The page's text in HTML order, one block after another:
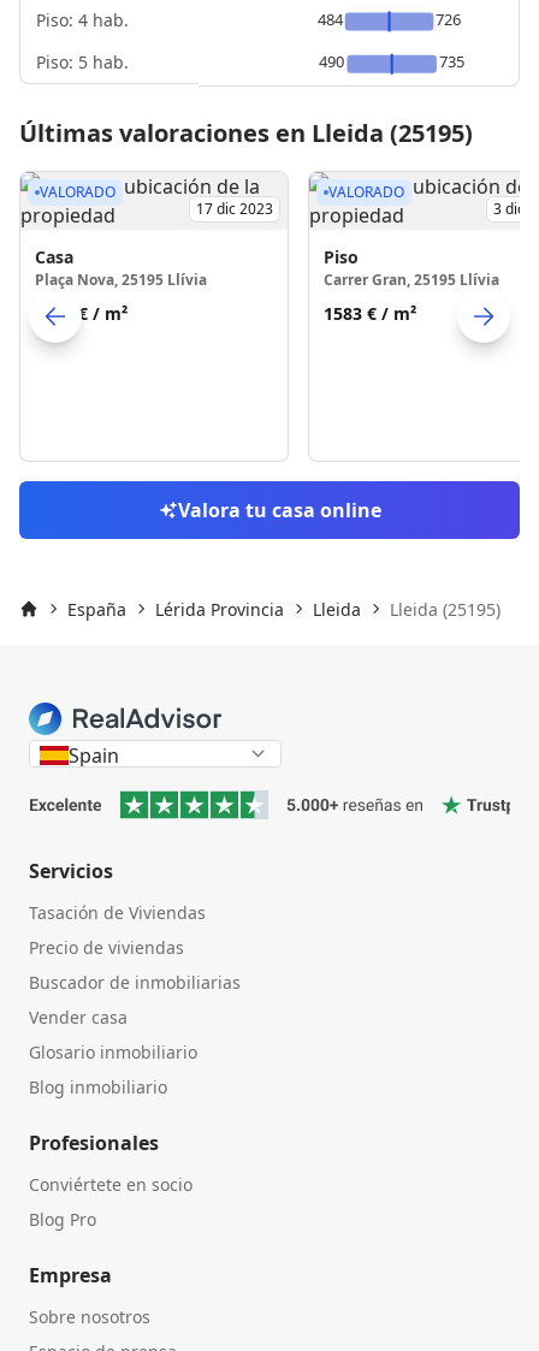
Piso: 4 hab.
Piso: 5 hab.
484
726
490
735
Últimas valoraciones en Lleida (25195)
VALORADO
17 dic 2023
Casa
Plaça Nova, 25195 Llívia
1287 € / m²
VALORADO
3 dic
Piso
Carrer Gran, 25195 Llívia
1583 € / m²
Valora tu casa online
España Lérida Provincia Lleida Lleida (25195)
Spain
Servicios
Tasación de Viviendas
Precio de viviendas
Buscador de inmobiliarias
Vender casa
Glosario inmobiliario
Blog inmobiliario
Profesionales
Conviértete en socio
Blog Pro
Empresa
Sobre nosotros